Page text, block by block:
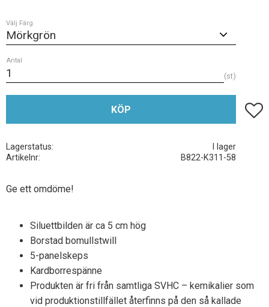
Välj Färg
Antal
st
KÖP Lägg
Lagerstatus
I lager
Artikelnr
B822-K311-58
Ge ett omdöme!
Siluettbilden är ca 5 cm hög
Borstad bomullstwill
5-panelskeps
Kardborrespänne
Produkten är fri från samtliga SVHC – kemikalier som
vid produktionstillfället återfinns på den så kallade